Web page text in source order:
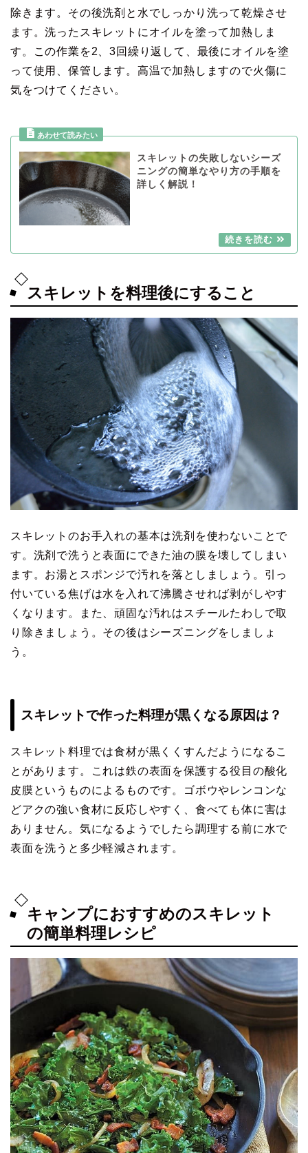
除きます。その後洗剤と水でしっかり洗って乾燥させ
ます。洗ったスキレットにオイルを塗って加熱しま
す。この作業を2、3回繰り返して、最後にオイルを塗
って使用、保管します。高温で加熱しますので火傷に
気をつけてください。
スキレットの失敗しないシーズ
ニングの簡単なやり方の手順を
詳しく解説！
スキレットを料理後にすること
スキレットのお手入れの基本は洗剤を使わないことで
す。洗剤で洗うと表面にできた油の膜を壊してしまい
ます。お湯とスポンジで汚れを落としましょう。引っ
付いている焦げは水を入れて沸騰させれば剥がしやす
くなります。また、頑固な汚れはスチールたわしで取
り除きましょう。その後はシーズニングをしましょ
う。
スキレットで作った料理が黒くなる原因は？
スキレット料理では食材が黒くくすんだようになるこ
とがあります。これは鉄の表面を保護する役目の酸化
皮膜というものによるものです。ゴボウやレンコンな
どアクの強い食材に反応しやすく、食べても体に害は
ありません。気になるようでしたら調理する前に水で
表面を洗うと多少軽減されます。
キャンプにおすすめのスキレット
の簡単料理レシピ